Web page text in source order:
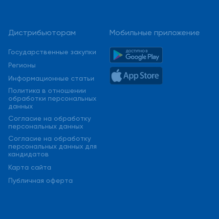
Дистрибьюторам
Государственные закупки
Регионы
Информационные статьи
Политика в отношении
обработки персональных
данных
Cогласие на обработку
персональных данных
Cогласие на обработку
персональных данных для
кандидатов
Карта сайта
Публичная оферта
Мобильные приложение